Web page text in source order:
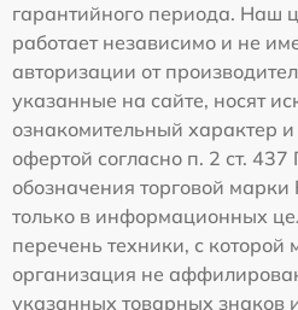
гарантийного периода. Наш
работает независимо и не
авторизации от
указанные на сайте, носят
ознакомительный характер
офертой согласно п. 2 ст.
обозначения торговой
только в информационных
перечень техники, с
организация не
указанных товарных знаков